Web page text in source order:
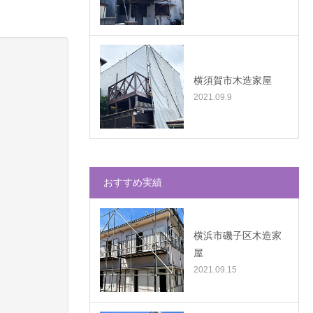
横須賀市木造家屋
2021.09.9
おすすめ実績
横浜市磯子区木造家
屋
2021.09.15